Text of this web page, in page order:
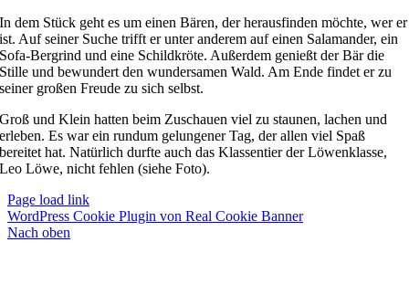
In dem Stück geht es um einen Bären, der herausfinden möchte, wer er
ist. Auf seiner Suche trifft er unter anderem auf einen Salamander, ein
Sofa-Bergrind und eine Schildkröte. Außerdem genießt der Bär die
Stille und bewundert den wundersamen Wald. Am Ende findet er zu
seiner großen Freude zu sich selbst.
Groß und Klein hatten beim Zuschauen viel zu staunen, lachen und
erleben. Es war ein rundum gelungener Tag, der allen viel Spaß
bereitet hat. Natürlich durfte auch das Klassentier der Löwenklasse,
Leo Löwe, nicht fehlen (siehe Foto).
Page load link
WordPress Cookie Plugin von Real Cookie Banner
Nach oben